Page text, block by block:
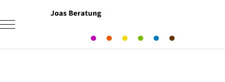
Mobile Menu Toggle